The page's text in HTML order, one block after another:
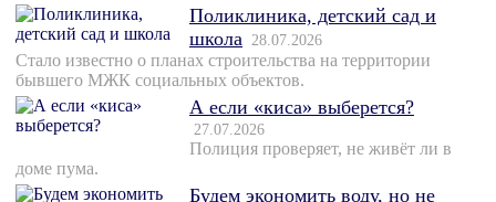
Поликлиника, детский сад и
школа 28.07.2026
Стало известно о планах строительства на территории
бывшего МЖК социальных объектов.
А если «киса» выберется?
27.07.2026
Полиция проверяет, не живёт ли в
доме пума.
Будем экономить воду, но не